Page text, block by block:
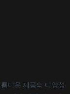
다운 제품의 다양성